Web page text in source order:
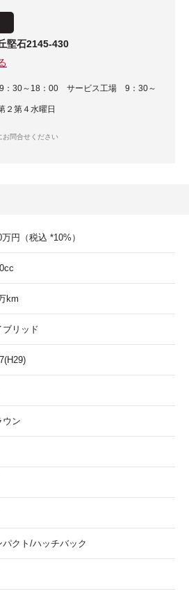
堅石2145-430
9：30～18：00 サービス工場 9：30～
２第４水曜日
問合せください
万円 （税込 *10%）
km
ブリッド
ウン
パクト/ハッチバック